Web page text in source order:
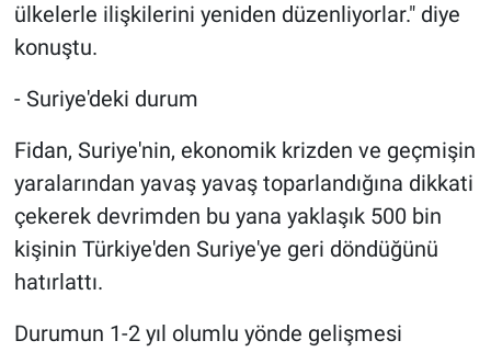
ülkelerle ilişkilerini yeniden düzenliyorlar." diye
konuştu.
- Suriye'deki durum
Fidan, Suriye'nin, ekonomik krizden ve geçmişin
yaralarından yavaş yavaş toparlandığına dikkati
çekerek devrimden bu yana yaklaşık 500 bin
kişinin Türkiye'den Suriye'ye geri döndüğünü
hatırlattı.
Durumun 1-2 yıl olumlu yönde gelişmesi